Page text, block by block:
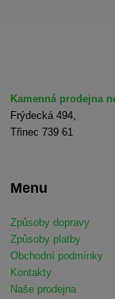
Kamenná prodejna
Frýdecká 494,
Třinec 739 61
Menu
Způsoby dopravy
Způsoby platby
Obchodní podmínky
Kontakty
Naše prodejna